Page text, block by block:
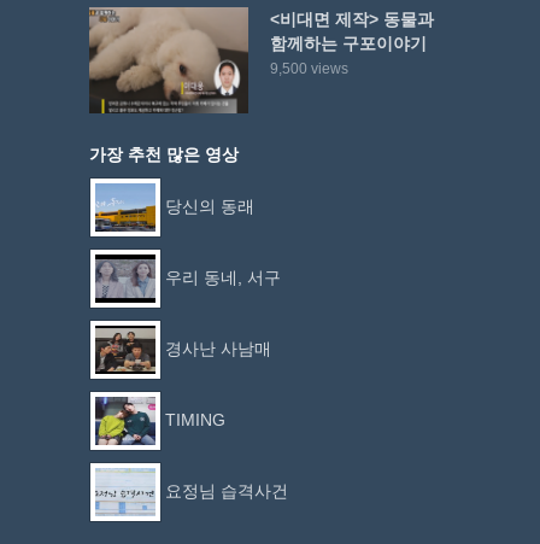
<비대면 제작> 동물과
함께하는 구포이야기
9,500 views
가장 추천 많은 영상
당신의 동래
우리 동네, 서구
경사난 사남매
TIMING
요정님 습격사건